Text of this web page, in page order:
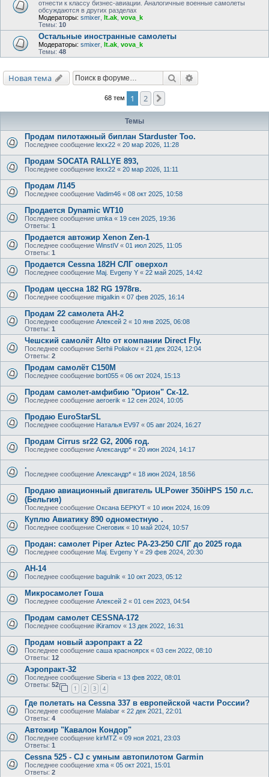
отнести к классу бизнес-авиации. Аналогичные военные самолеты
обсуждаются в других разделах
Модераторы: smixer lt.ak vova_k
Темы: 10
Остальные иностранные самолеты
Модераторы: smixer lt.ak vova_k
Темы: 48
Новая тема Поиск
68 тем 1 2
Темы
Продам пилотажный биплан Starduster Too.
Последнее сообщение lexx22 « 20 мар 2026, 11:28
Продам SOCATA RALLYE 893,
Последнее сообщение lexx22 « 20 мар 2026, 11:11
Продам Л145
Последнее сообщение Vadim46 « 08 окт 2025, 10:58
Продается Dynamic WT10
Последнее сообщение umka « 19 сен 2025, 19:36
Ответы: 1
Продается автожир Xenon Zen-1
Последнее сообщение WinstIV « 01 июл 2025, 11:05
Ответы: 1
Продается Cessna 182H СЛГ оверхол
Последнее сообщение Maj. Evgeny Y « 22 май 2025, 14:42
Продам цессна 182 RG 1978гв.
Последнее сообщение migalkin « 07 фев 2025, 16:14
Продам 22 самолета АН-2
Последнее сообщение Алексей 2 « 10 янв 2025, 06:08
Ответы: 1
Чешский самолёт Alto от компании Direct Fly.
Последнее сообщение Serhii Poliakov « 21 дек 2024, 12:04
Ответы: 2
Продам самолёт С150М
Последнее сообщение bort055 « 06 окт 2024, 15:13
Продам самолет-амфибию "Орион" Ск-12.
Последнее сообщение aeroerik « 12 сен 2024, 10:05
Продаю EuroStarSL
Последнее сообщение Наталья EV97 « 05 авг 2024, 16:27
Продам Cirrus sr22 G2, 2006 год.
Последнее сообщение Александр* « 20 июн 2024, 14:17
.
Последнее сообщение Александр* « 18 июн 2024, 18:56
Продаю авиационный двигатель ULPower 350iHPS 150 л.с.
(Бельгия)
Последнее сообщение Оксана БЕРКУТ « 10 июн 2024, 16:09
Куплю Авиатику 890 одноместную .
Последнее сообщение Снеговик « 10 май 2024, 10:57
Продан: самолет Piper Aztec PA-23-250 СЛГ до 2025 года
Последнее сообщение Maj. Evgeny Y « 29 фев 2024, 20:30
АН-14
Последнее сообщение bagulnik « 10 окт 2023, 05:12
Микросамолет Гоша
Последнее сообщение Алексей 2 « 01 сен 2023, 04:54
Продам самолет CESSNA-172
Последнее сообщение iKiramov « 13 дек 2022, 16:31
Продам новый аэропракт а 22
Последнее сообщение саша красноярск « 03 сен 2022, 08:10
Ответы: 12
Аэропракт-32
Последнее сообщение Siberia « 13 фев 2022, 08:01
Ответы: 52
1 2 3 4
Где полетать на Cessna 337 в европейской части России?
Последнее сообщение Malabar « 22 дек 2021, 22:01
Ответы: 4
Автожир "Кавалон Кондор"
Последнее сообщение kirMTZ « 09 ноя 2021, 23:03
Ответы: 1
Cessna 525 - CJ с умным автопилотом Garmin
Последнее сообщение xma « 05 окт 2021, 15:01
Ответы: 2